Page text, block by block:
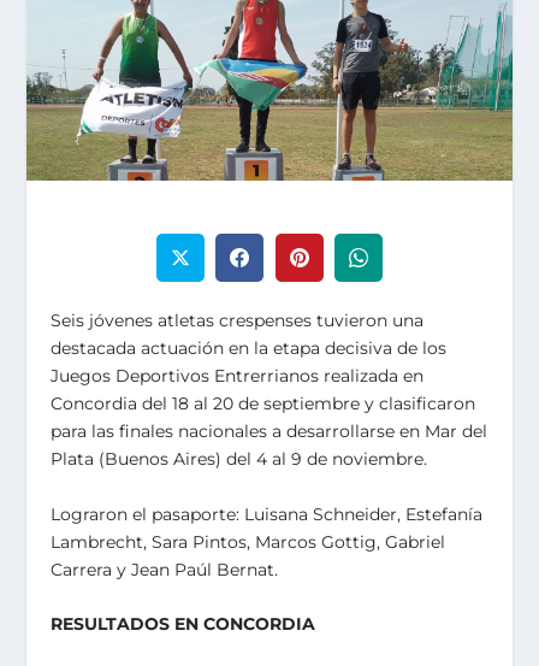
Seis jóvenes atletas crespenses tuvieron una
destacada actuación en la etapa decisiva de los
Juegos Deportivos Entrerrianos realizada en
Concordia del 18 al 20 de septiembre y clasificaron
para las finales nacionales a desarrollarse en Mar del
Plata (Buenos Aires) del 4 al 9 de noviembre.
Lograron el pasaporte: Luisana Schneider, Estefanía
Lambrecht, Sara Pintos, Marcos Gottig, Gabriel
Carrera y Jean Paúl Bernat.
RESULTADOS EN CONCORDIA